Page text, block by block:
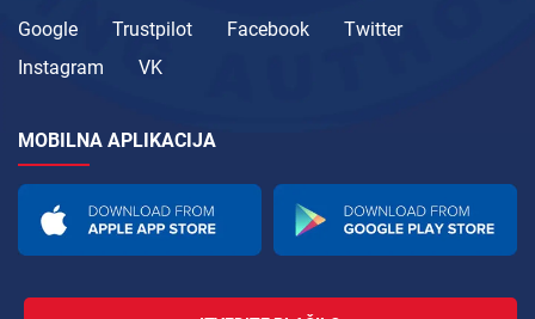
Google Trustpilot Facebook
Twitter
Instagram
VK
MOBILNA APLIKACIJA